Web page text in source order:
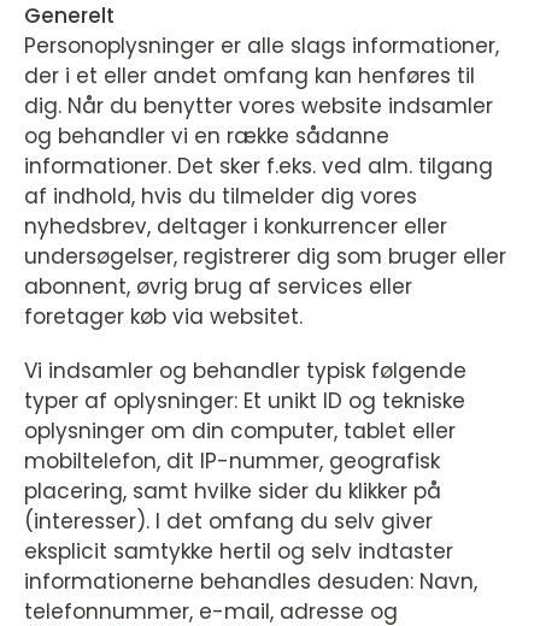
Generelt
Personoplysninger er alle slags informationer,
der i et eller andet omfang kan henføres til
dig. Når du benytter vores website indsamler
og behandler vi en række sådanne
informationer. Det sker f.eks. ved alm. tilgang
af indhold, hvis du tilmelder dig vores
nyhedsbrev, deltager i konkurrencer eller
undersøgelser, registrerer dig som bruger eller
abonnent, øvrig brug af services eller
foretager køb via websitet.
Vi indsamler og behandler typisk følgende
typer af oplysninger: Et unikt ID og tekniske
oplysninger om din computer, tablet eller
mobiltelefon, dit IP-nummer, geografisk
placering, samt hvilke sider du klikker på
(interesser). I det omfang du selv giver
eksplicit samtykke hertil og selv indtaster
informationerne behandles desuden: Navn,
telefonnummer, e-mail, adresse og